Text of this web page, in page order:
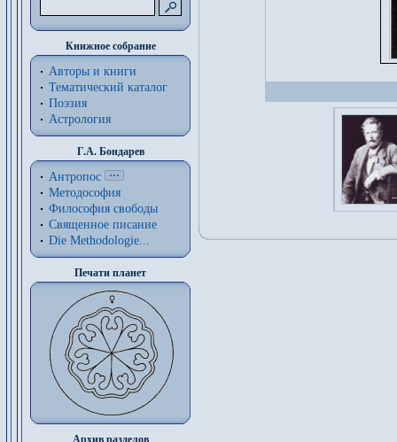
Книжное собрание
Авторы и книги
Тематический каталог
Поэзия
Астрология
Г.А. Бондарев
Антропос
Методософия
Философия cвободы
Священное писание
Die Methodologie...
Печати планет
Архив разделов